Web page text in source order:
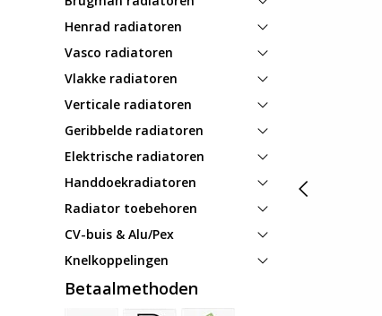
Henrad radiatoren
Vasco radiatoren
Vlakke radiatoren
Verticale radiatoren
Geribbelde radiatoren
Elektrische radiatoren
Handdoekradiatoren
Radiator toebehoren
CV-buis & Alu/Pex
Knelkoppelingen
Betaalmethoden